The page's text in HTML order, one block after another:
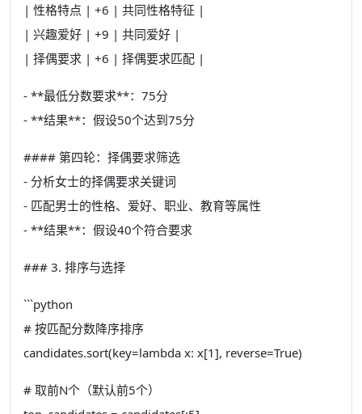
| 性格特点 | +6 | 共同性格特征 |
| 兴趣爱好 | +9 | 共同爱好 |
| 择偶要求 | +6 | 择偶要求匹配 |
- **最低分数要求**：75分
- **结果**：假设50个达到75分
#### 第四轮：择偶要求筛选
- 分析女士的择偶要求关键词
- 匹配男士的性格、爱好、职业、教育等属性
- **结果**：假设40个符合要求
### 3. 排序与选择
```python
# 按匹配分数降序排序
candidates.sort(key=lambda x: x[1], reverse=True)
# 取前N个（默认前5个）